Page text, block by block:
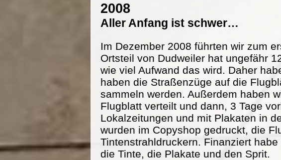
2008
Aller Anfang ist schwer…
Im Dezember 2008 führten wir zum
Ortsteil von Dudweiler hat ungefähr
wie viel Aufwand das wird. Daher
haben die Straßenzüge auf die
sammeln werden. Außerdem haben
Flugblatt verteilt und dann, 3 Tage
Lokalzeitungen und mit Plakaten in
wurden im Copyshop gedruckt, die
Tintenstrahldruckern. Finanziert
die Tinte, die Plakate und den Sprit.